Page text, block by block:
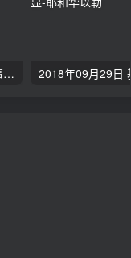
2007年基督学房特别聚会：事奉的学习 01 刘志雄